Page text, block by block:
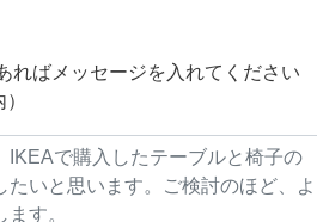
ればメッセージを入れてください